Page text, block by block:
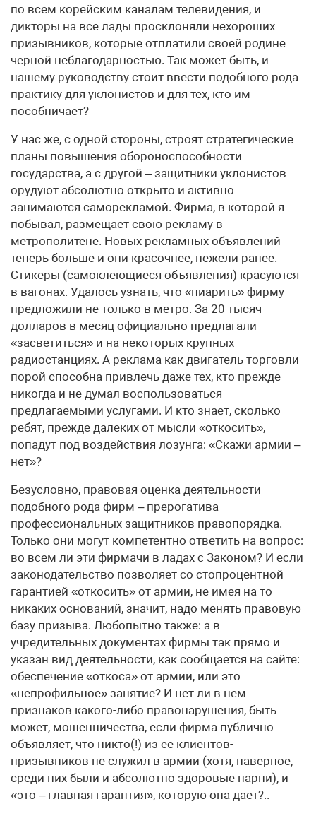
по всем корейским каналам телевидения, и
дикторы на все лады просклоняли нехороших
призывников, которые отплатили своей родине
черной неблагодарностью. Так может быть, и
нашему руководству стоит ввести подобного рода
практику для уклонистов и для тех, кто им
пособничает?
У нас же, с одной стороны, строят стратегические
планы повышения обороноспособности
государства, а с другой – защитники уклонистов
орудуют абсолютно открыто и активно
занимаются саморекламой. Фирма, в которой я
побывал, размещает свою рекламу в
метрополитене. Новых рекламных объявлений
теперь больше и они красочнее, нежели ранее.
Стикеры (самоклеющиеся объявления) красуются
в вагонах. Удалось узнать, что «пиарить» фирму
предложили не только в метро. За 20 тысяч
долларов в месяц официально предлагали
«засветиться» и на некоторых крупных
радиостанциях. А реклама как двигатель торговли
порой способна привлечь даже тех, кто прежде
никогда и не думал воспользоваться
предлагаемыми услугами. И кто знает, сколько
ребят, прежде далеких от мысли «откосить»,
попадут под воздействия лозунга: «Скажи армии –
нет»?
Безусловно, правовая оценка деятельности
подобного рода фирм – прерогатива
профессиональных защитников правопорядка.
Только они могут компетентно ответить на вопрос:
во всем ли эти фирмачи в ладах с Законом? И если
законодательство позволяет со стопроцентной
гарантией «откосить» от армии, не имея на то
никаких оснований, значит, надо менять правовую
базу призыва. Любопытно также: а в
учредительных документах фирмы так прямо и
указан вид деятельности, как сообщается на сайте:
обеспечение «откоса» от армии, или это
«непрофильное» занятие? И нет ли в нем
признаков какого-либо правонарушения, быть
может, мошенничества, если фирма публично
объявляет, что никто(!) из ее клиентов-
призывников не служил в армии (хотя, наверное,
среди них были и абсолютно здоровые парни), и
«это – главная гарантия», которую она дает?..